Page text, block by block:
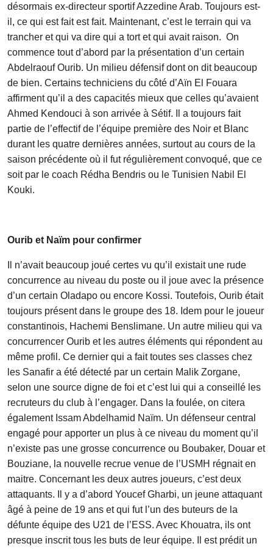
désormais ex-directeur sportif Azzedine Arab. Toujours est-
il, ce qui est fait est fait. Maintenant, c’est le terrain qui va
trancher et qui va dire qui a tort et qui avait raison. On
commence tout d’abord par la présentation d’un certain
Abdelraouf Ourib. Un milieu défensif dont on dit beaucoup
de bien. Certains techniciens du côté d’Aïn El Fouara
affirment qu’il a des capacités mieux que celles qu’avaient
Ahmed Kendouci à son arrivée à Sétif. Il a toujours fait
partie de l’effectif de l’équipe première des Noir et Blanc
durant les quatre dernières années, surtout au cours de la
saison précédente où il fut régulièrement convoqué, que ce
soit par le coach Rédha Bendris ou le Tunisien Nabil El
Kouki.
Ourib et Naïm pour confirmer
Il n’avait beaucoup joué certes vu qu’il existait une rude
concurrence au niveau du poste ou il joue avec la présence
d’un certain Oladapo ou encore Kossi. Toutefois, Ourib était
toujours présent dans le groupe des 18. Idem pour le joueur
constantinois, Hachemi Benslimane. Un autre milieu qui va
concurrencer Ourib et les autres éléments qui répondent au
même profil. Ce dernier qui a fait toutes ses classes chez
les Sanafir a été détecté par un certain Malik Zorgane,
selon une source digne de foi et c’est lui qui a conseillé les
recruteurs du club à l’engager. Dans la foulée, on citera
également Issam Abdelhamid Naïm. Un défenseur central
engagé pour apporter un plus à ce niveau du moment qu’il
n’existe pas une grosse concurrence ou Boubaker, Douar et
Bouziane, la nouvelle recrue venue de l’USMH régnait en
maitre. Concernant les deux autres joueurs, c’est deux
attaquants. Il y a d’abord Youcef Gharbi, un jeune attaquant
âgé à peine de 19 ans et qui fut l’un des buteurs de la
défunte équipe des U21 de l’ESS. Avec Khouatra, ils ont
presque inscrit tous les buts de leur équipe. Il est prédit un